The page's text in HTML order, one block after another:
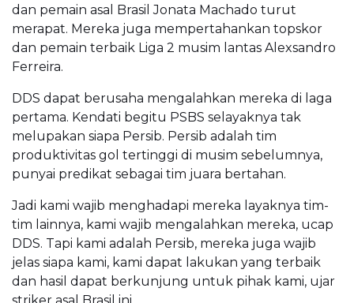
dan pemain asal Brasil Jonata Machado turut
merapat. Mereka juga mempertahankan topskor
dan pemain terbaik Liga 2 musim lantas Alexsandro
Ferreira.
DDS dapat berusaha mengalahkan mereka di laga
pertama. Kendati begitu PSBS selayaknya tak
melupakan siapa Persib. Persib adalah tim
produktivitas gol tertinggi di musim sebelumnya,
punyai predikat sebagai tim juara bertahan.
Jadi kami wajib menghadapi mereka layaknya tim-
tim lainnya, kami wajib mengalahkan mereka, ucap
DDS. Tapi kami adalah Persib, mereka juga wajib
jelas siapa kami, kami dapat lakukan yang terbaik
dan hasil dapat berkunjung untuk pihak kami, ujar